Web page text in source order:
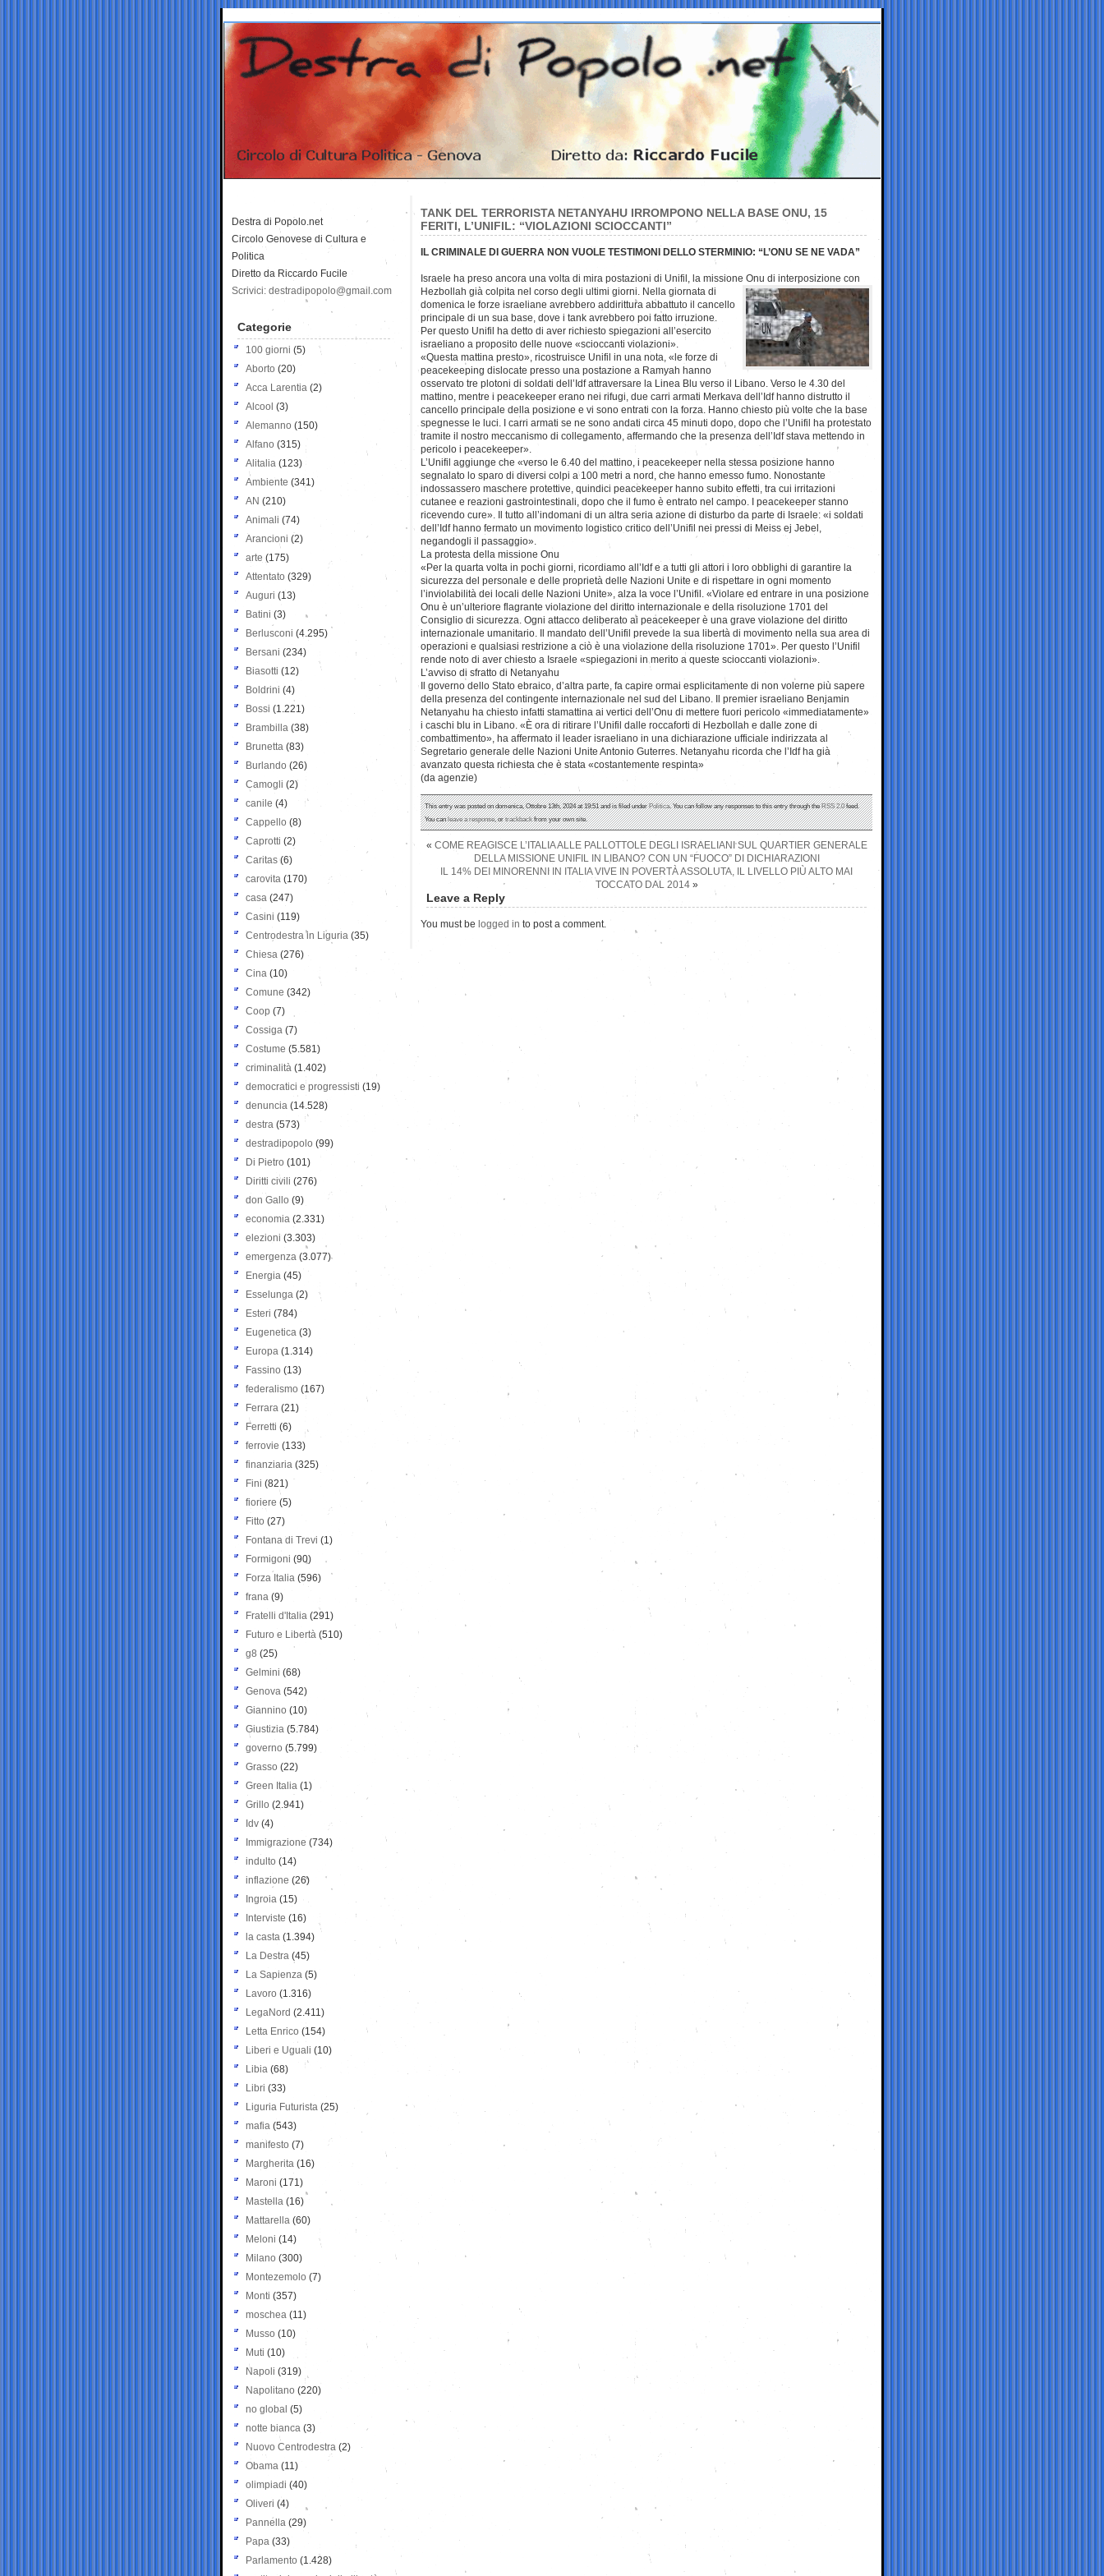
TANK DEL TERRORISTA NETANYAHU IRROMPONO NELLA BASE ONU, 15
FERITI, L’UNIFIL: “VIOLAZIONI SCIOCCANTI”
IL CRIMINALE DI GUERRA NON VUOLE TESTIMONI DELLO STERMINIO: “L’ONU SE NE VADA”
Israele ha preso ancora una volta di mira postazioni di Unifil, la missione Onu di interposizione con
Hezbollah già colpita nel corso degli ultimi giorni. Nella giornata di
domenica le forze israeliane avrebbero addirittura abbattuto il cancello
principale di un sua base, dove i tank avrebbero poi fatto irruzione.
Per questo Unifil ha detto di aver richiesto spiegazioni all’esercito
israeliano a proposito delle nuove «scioccanti violazioni».
«Questa mattina presto», ricostruisce Unifil in una nota, «le forze di
peacekeeping dislocate presso una postazione a Ramyah hanno
osservato tre plotoni di soldati dell’Idf attraversare la Linea Blu verso il Libano. Verso le 4.30 del
mattino, mentre i peacekeeper erano nei rifugi, due carri armati Merkava dell’Idf hanno distrutto il
cancello principale della posizione e vi sono entrati con la forza. Hanno chiesto più volte che la base
spegnesse le luci. I carri armati se ne sono andati circa 45 minuti dopo, dopo che l’Unifil ha protestato
tramite il nostro meccanismo di collegamento, affermando che la presenza dell’Idf stava mettendo in
pericolo i peacekeeper».
L’Unifil aggiunge che «verso le 6.40 del mattino, i peacekeeper nella stessa posizione hanno
segnalato lo sparo di diversi colpi a 100 metri a nord, che hanno emesso fumo. Nonostante
indossassero maschere protettive, quindici peacekeeper hanno subito effetti, tra cui irritazioni
cutanee e reazioni gastrointestinali, dopo che il fumo è entrato nel campo. I peacekeeper stanno
ricevendo cure». Il tutto all’indomani di un altra seria azione di disturbo da parte di Israele: «i soldati
dell’Idf hanno fermato un movimento logistico critico dell’Unifil nei pressi di Meiss ej Jebel,
negandogli il passaggio».
La protesta della missione Onu
«Per la quarta volta in pochi giorni, ricordiamo all’Idf e a tutti gli attori i loro obblighi di garantire la
sicurezza del personale e delle proprietà delle Nazioni Unite e di rispettare in ogni momento
l’inviolabilità dei locali delle Nazioni Unite», alza la voce l’Unifil. «Violare ed entrare in una posizione
Onu è un’ulteriore flagrante violazione del diritto internazionale e della risoluzione 1701 del
Consiglio di sicurezza. Ogni attacco deliberato ai peacekeeper è una grave violazione del diritto
internazionale umanitario. Il mandato dell’Unifil prevede la sua libertà di movimento nella sua area di
operazioni e qualsiasi restrizione a ciò è una violazione della risoluzione 1701». Per questo l’Unifil
rende noto di aver chiesto a Israele «spiegazioni in merito a queste scioccanti violazioni».
L’avviso di sfratto di Netanyahu
Il governo dello Stato ebraico, d’altra parte, fa capire ormai esplicitamente di non volerne più sapere
della presenza del contingente internazionale nel sud del Libano. Il premier israeliano Benjamin
Netanyahu ha chiesto infatti stamattina ai vertici dell’Onu di mettere fuori pericolo «immediatamente»
i caschi blu in Libano. «È ora di ritirare l’Unifil dalle roccaforti di Hezbollah e dalle zone di
combattimento», ha affermato il leader israeliano in una dichiarazione ufficiale indirizzata al
Segretario generale delle Nazioni Unite Antonio Guterres. Netanyahu ricorda che l’Idf ha già
avanzato questa richiesta che è stata «costantemente respinta»
(da agenzie)
This entry was posted on domenica, Ottobre 13th, 2024 at 19:51 and is filed underPolitica. You can follow any responses to this entry through theRSS 2.0feed.
You canleave a response, ortrackbackfrom your own site.
« COME REAGISCE L’ITALIA ALLE PALLOTTOLE DEGLI ISRAELIANI SUL QUARTIER GENERALE
DELLA MISSIONE UNIFIL IN LIBANO? CON UN “FUOCO” DI DICHIARAZIONI
IL 14% DEI MINORENNI IN ITALIA VIVE IN POVERTÀ ASSOLUTA, IL LIVELLO PIÙ ALTO MAI
TOCCATO DAL 2014»
Leave a Reply
You must be logged in to post a comment.
Destra di Popolo.net
Circolo Genovese di Cultura e
Politica
Diretto da Riccardo Fucile
Scrivici: destradipopolo@gmail.com
Categorie
100 giorni (5)
Aborto (20)
Acca Larentia (2)
Alcool (3)
Alemanno (150)
Alfano (315)
Alitalia (123)
Ambiente (341)
AN (210)
Animali (74)
Arancioni (2)
arte (175)
Attentato (329)
Auguri (13)
Batini (3)
Berlusconi (4.295)
Bersani (234)
Biasotti (12)
Boldrini (4)
Bossi (1.221)
Brambilla (38)
Brunetta (83)
Burlando (26)
Camogli (2)
canile (4)
Cappello (8)
Caprotti (2)
Caritas (6)
carovita (170)
casa (247)
Casini (119)
Centrodestra in Liguria (35)
Chiesa (276)
Cina (10)
Comune (342)
Coop (7)
Cossiga (7)
Costume (5.581)
criminalità (1.402)
democratici e progressisti (19)
denuncia (14.528)
destra (573)
destradipopolo (99)
Di Pietro (101)
Diritti civili (276)
don Gallo (9)
economia (2.331)
elezioni (3.303)
emergenza (3.077)
Energia (45)
Esselunga (2)
Esteri (784)
Eugenetica (3)
Europa (1.314)
Fassino (13)
federalismo (167)
Ferrara (21)
Ferretti (6)
ferrovie (133)
finanziaria (325)
Fini (821)
fioriere (5)
Fitto (27)
Fontana di Trevi (1)
Formigoni (90)
Forza Italia (596)
frana (9)
Fratelli d'Italia (291)
Futuro e Libertà (510)
g8 (25)
Gelmini (68)
Genova (542)
Giannino (10)
Giustizia (5.784)
governo (5.799)
Grasso (22)
Green Italia (1)
Grillo (2.941)
Idv (4)
Immigrazione (734)
indulto (14)
inflazione (26)
Ingroia (15)
Interviste (16)
la casta (1.394)
La Destra (45)
La Sapienza (5)
Lavoro (1.316)
LegaNord (2.411)
Letta Enrico (154)
Liberi e Uguali (10)
Libia (68)
Libri (33)
Liguria Futurista (25)
mafia (543)
manifesto (7)
Margherita (16)
Maroni (171)
Mastella (16)
Mattarella (60)
Meloni (14)
Milano (300)
Montezemolo (7)
Monti (357)
moschea (11)
Musso (10)
Muti (10)
Napoli (319)
Napolitano (220)
no global (5)
notte bianca (3)
Nuovo Centrodestra (2)
Obama (11)
olimpiadi (40)
Oliveri (4)
Pannella (29)
Papa (33)
Parlamento (1.428)